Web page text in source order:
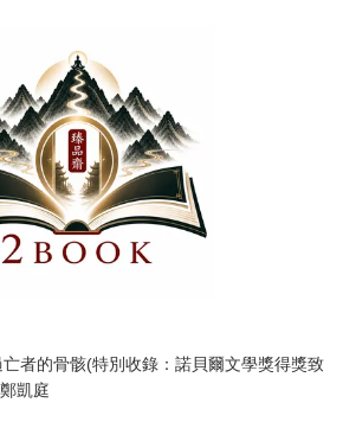
者的骨骸(特別收錄：諾貝爾文學獎得獎致
凱庭